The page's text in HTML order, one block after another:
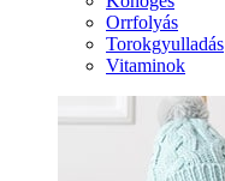
Orrfolyás
Torokgyulladás
Vitaminok